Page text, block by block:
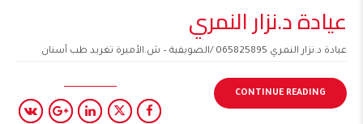
عيادة د.نزار النمري
عيادة د.نزار النمري 065825895 /الصويفية – ش.الأميرة تغريد طب أسنان
CONTINUE READING